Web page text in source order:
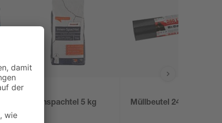
Innenspachtel 5 kg Müllbeutel 240 l